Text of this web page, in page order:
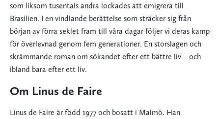
som liksom tusentals andra lockades att emigrera till
Brasilien. I en vindlande berättelse som sträcker sig från
början av förra seklet fram till våra dagar följer vi deras kamp
för överlevnad genom fem generationer. En storslagen och
skrämmande roman om sökandet efter ett bättre liv – och
ibland bara efter ett liv.
Om Linus de Faire
Linus de Faire är född 1977 och bosatt i Malmö. Han